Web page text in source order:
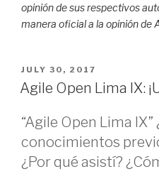
Perú
–
en
vida
de
un
opinión de sus respectivos
manera oficial a la opinión de
POSTED
ON
JULY 30, 2017
Agile Open Lima IX:
“Agile Open Lima
conocimientos
¿Por qué asistí?